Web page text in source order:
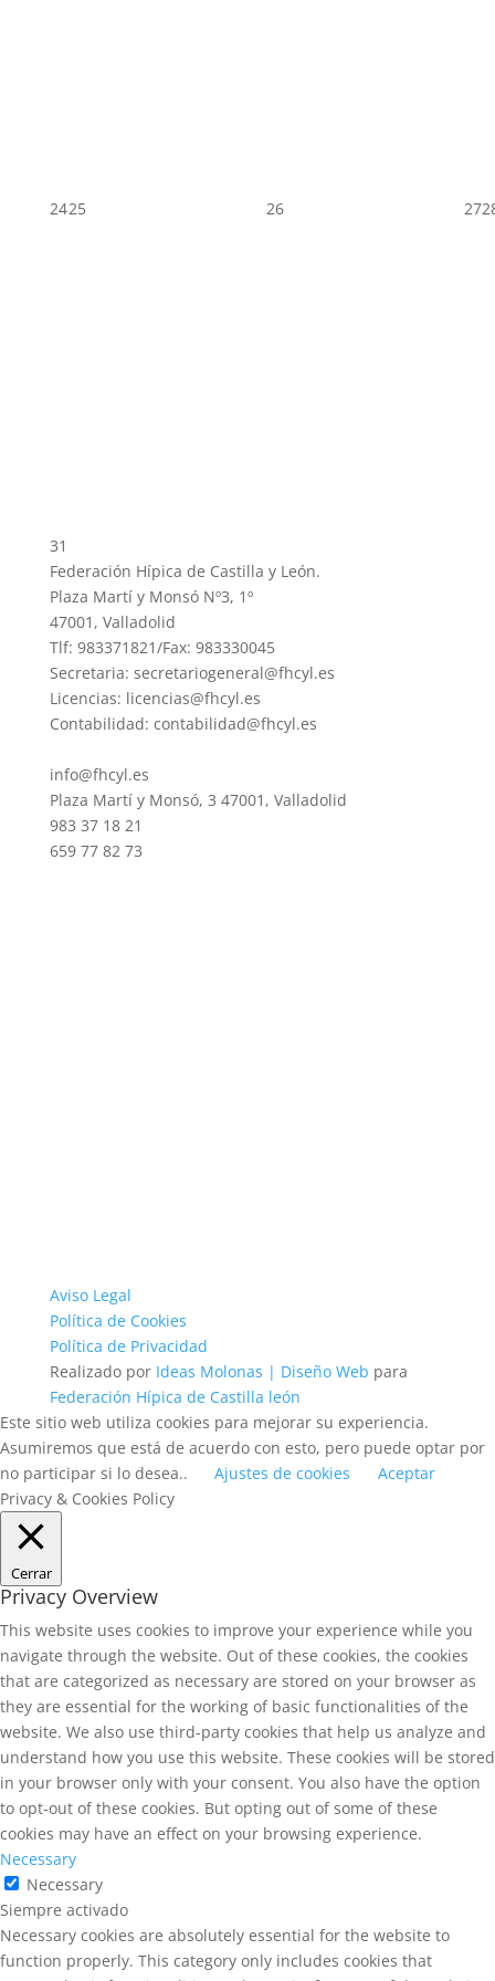
2425 26 27
31
Federación Hípica de Castilla y León.
Plaza Martí y Monsó Nº3, 1º
47001, Valladolid
Tlf: 983371821/Fax: 983330045
Secretaria: secretariogeneral@fhcyl.es
Licencias: licencias@fhcyl.es
Contabilidad: contabilidad@fhcyl.es
info@fhcyl.es
Plaza Martí y Monsó, 3 47001, Valladolid
983 37 18 21
659 77 82 73
Aviso Legal
Política de Cookies
Política de Privacidad
Realizado por Ideas Molonas | Diseño Web para
Federación Hípica de Castilla león
Este sitio web utiliza cookies para mejorar su experiencia.
Asumiremos que está de acuerdo con esto, pero puede optar por
no participar si lo desea..
Ajustes de cookies
Aceptar
Privacy & Cookies Policy
Cerrar
Privacy Overview
This website uses cookies to improve your experience while you
navigate through the website. Out of these cookies, the cookies
that are categorized as necessary are stored on your browser as
they are essential for the working of basic functionalities of the
website. We also use third-party cookies that help us analyze and
understand how you use this website. These cookies will be stored
in your browser only with your consent. You also have the option
to opt-out of these cookies. But opting out of some of these
cookies may have an effect on your browsing experience.
Necessary
Necessary
Siempre activado
Necessary cookies are absolutely essential for the website to
function properly. This category only includes cookies that